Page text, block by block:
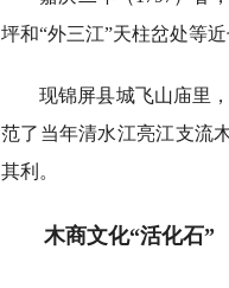
坪和“外三江”天柱岔处等
现锦屏县城飞山庙里，
范了当年清水江亮江支流
其利。
木商文化“活化石”